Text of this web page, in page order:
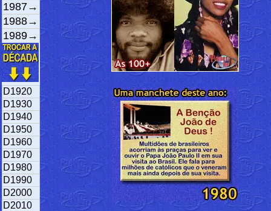
1987→
1988→
1989→
D1920
D1930
D1940
D1950
D1960
D1970
D1980
D1990
D2000
D2010